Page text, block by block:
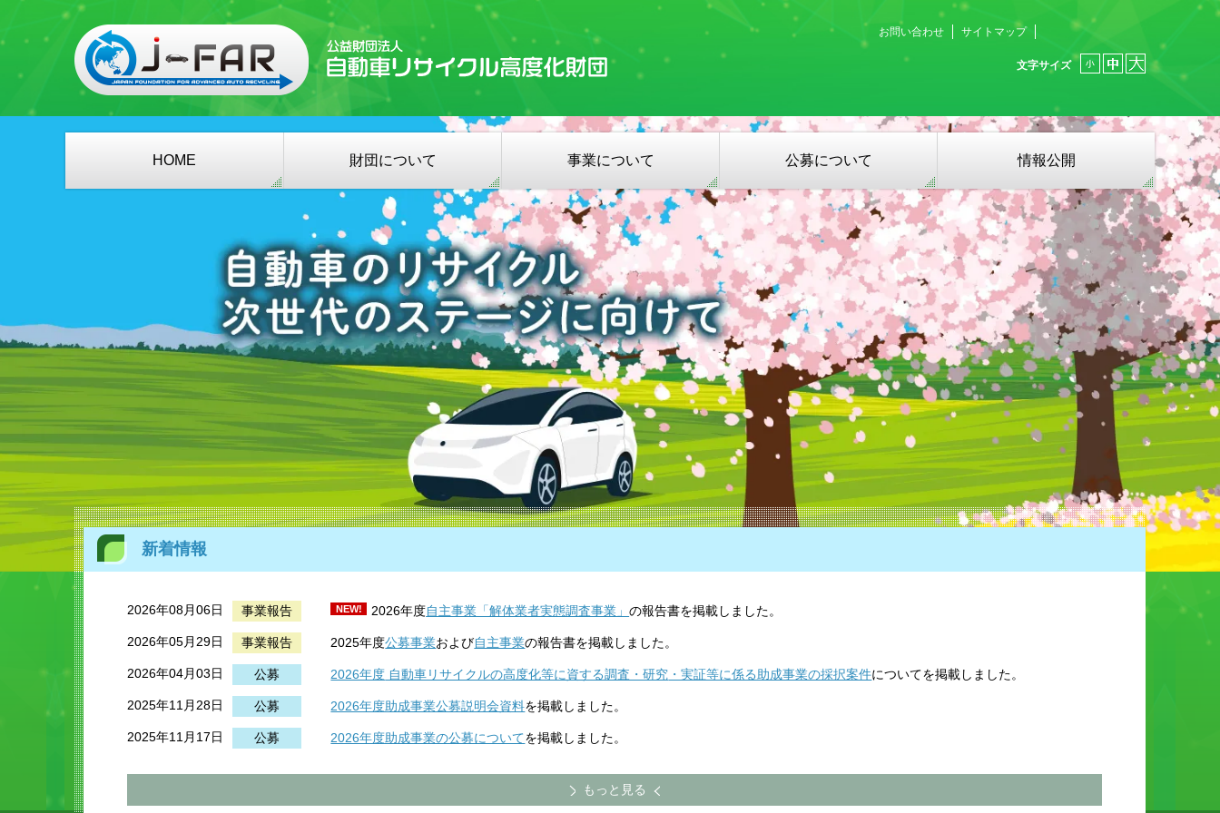
お問い合わせ サイトマップ
文字サイズ
HOME 財団について 事業について 公募について 情報公開
新着情報
2026年08月06日 事業報告 NEW! 2026年度自主事業「解体業者実態調査事業」の報告書を掲載しました。
2026年05月29日 事業報告 2025年度公募事業および自主事業の報告書を掲載しました。
2026年04月03日 公募 2026年度 自動車リサイクルの高度化等に資する調査・研究 ・実証等に係る助成事業の採択案件についてを掲載しました。
2025年11月28日 公募 2026年度助成事業公募説明会資料を掲載しました。
2025年11月17日 公募 2026年度助成事業の公募についてを掲載しました。
もっと見る